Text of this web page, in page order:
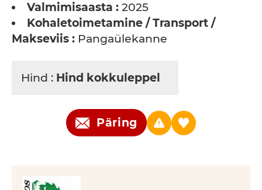
Valmimisaasta : 2025
Kohaletoimetamine / Transport /
Makseviis : Pangaülekanne
Hind : Hind kokkuleppel
Päring